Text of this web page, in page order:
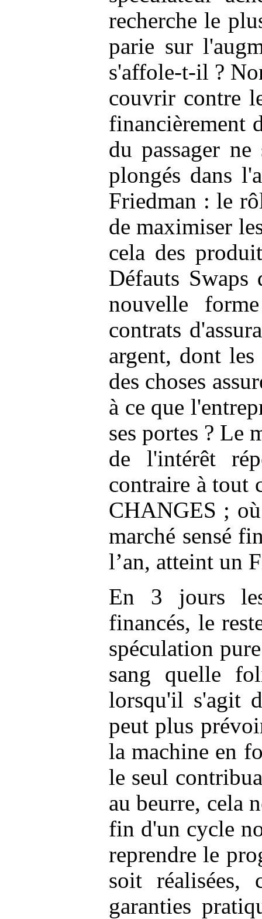
recherche le
parie sur
s'affole-t-il ?
couvrir contre
financièrement
du passager
plongés dans
Friedman : le
de maximiser
cela des
Défauts
nouvelle
contrats
argent, dont
des choses
à ce que
ses portes ? Le
de l'intérêt
contraire à tout
CHANGES ;
marché sensé
l’an, atteint un
En 3 jours
financés, le
spéculation
sang quelle
lorsqu'il s'agit
peut plus
la machine en
le seul
au beurre, cela
fin d'un cycle
reprendre le
soit réalisées,
garanties